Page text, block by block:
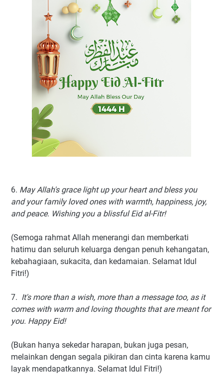
6. May Allah's grace light up your heart and bless you
and your family loved ones with warmth, happiness, joy,
and peace. Wishing you a blissful Eid al-Fitr!
(Semoga rahmat Allah menerangi dan memberkati
hatimu dan seluruh keluarga dengan penuh kehangatan,
kebahagiaan, sukacita, dan kedamaian. Selamat Idul
Fitri!)
7. It's more than a wish, more than a message too, as it
comes with warm and loving thoughts that are meant for
you. Happy Eid!
(Bukan hanya sekedar harapan, bukan juga pesan,
melainkan dengan segala pikiran dan cinta karena kamu
layak mendapatkannya. Selamat Idul Fitri!)